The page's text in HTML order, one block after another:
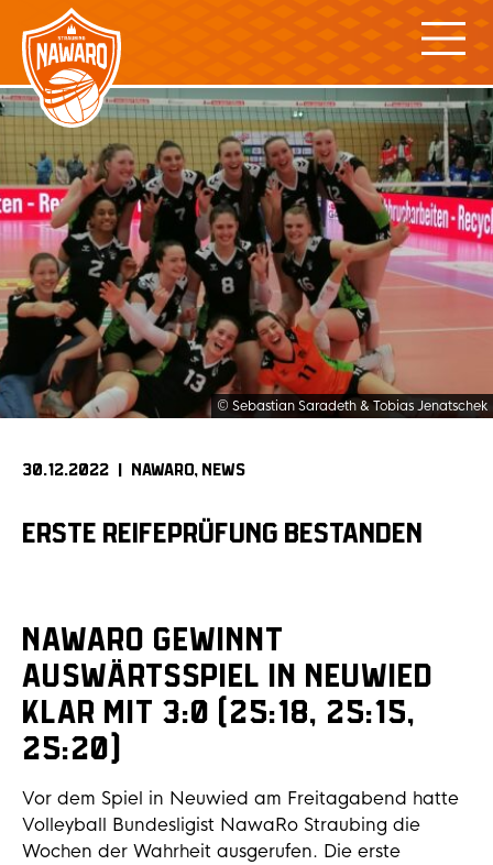
content
© Sebastian Saradeth & Tobias Jenatschek
30.12.2022 | NAWARO NEWS
ERSTE REIFEPRÜFUNG BESTANDEN
NawaRo gewinnt
Auswärtsspiel in Neuwied
klar mit 3:0 (25:18, 25:15,
25:20)
Vor dem Spiel in Neuwied am Freitagabend hatte
Volleyball Bundesligist NawaRo Straubing die
Wochen der Wahrheit ausgerufen. Die erste